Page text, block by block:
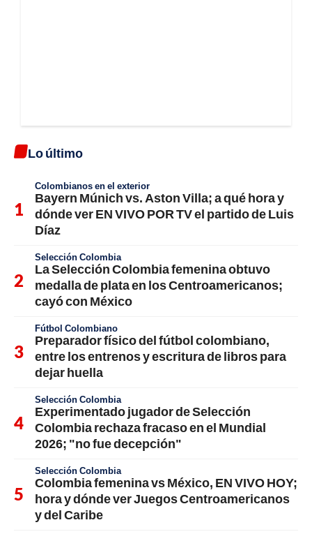
Lo último
Colombianos en el exterior
Bayern Múnich vs. Aston Villa; a qué hora y
dónde ver EN VIVO POR TV el partido de Luis
Díaz
Selección Colombia
La Selección Colombia femenina obtuvo
medalla de plata en los Centroamericanos;
cayó con México
Fútbol Colombiano
Preparador físico del fútbol colombiano,
entre los entrenos y escritura de libros para
dejar huella
Selección Colombia
Experimentado jugador de Selección
Colombia rechaza fracaso en el Mundial
2026; "no fue decepción"
Selección Colombia
Colombia femenina vs México, EN VIVO HOY;
hora y dónde ver Juegos Centroamericanos
y del Caribe